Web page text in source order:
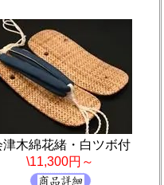
津木綿花緒・白ツボ付
\11,300円～